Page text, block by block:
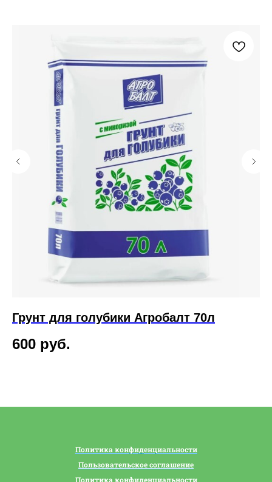
Грунт для голубики Агробалт 70л
600 руб.
Политика конфиденциальности
Пользовательское соглашение
Политика конфиденциальности